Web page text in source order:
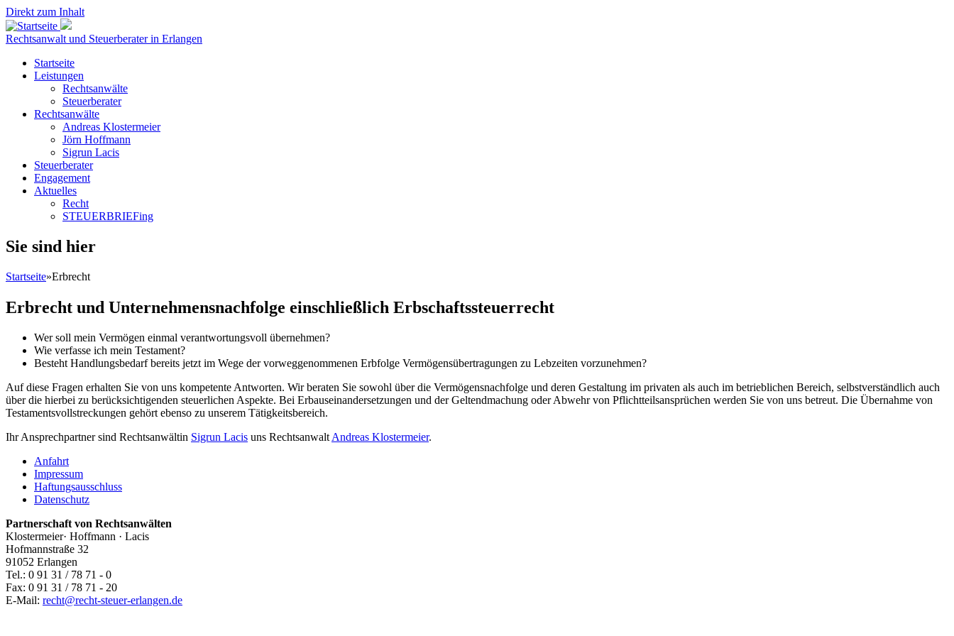
Direkt zum Inhalt
Rechtsanwalt und Steuerberater in Erlangen
Startseite
Leistungen
Rechtsanwälte
Steuerberater
Rechtsanwälte
Andreas Klostermeier
Jörn Hoffmann
Sigrun Lacis
Steuerberater
Engagement
Aktuelles
Recht
STEUERBRIEFing
Sie sind hier
Startseite»Erbrecht
Erbrecht und Unternehmensnachfolge einschließlich Erbschaftssteuerrecht
Wer soll mein Vermögen einmal verantwortungsvoll übernehmen?
Wie verfasse ich mein Testament?
Besteht Handlungsbedarf bereits jetzt im Wege der vorweggenommenen Erbfolge Vermögensübertragungen zu Lebzeiten vorzunehmen?
Auf diese Fragen erhalten Sie von uns kompetente Antworten. Wir beraten Sie sowohl über die Vermögensnachfolge und deren Gestaltung im privaten als auch im betrieblichen Bereich, selbstverständlich auch
über die hierbei zu berücksichtigenden steuerlichen Aspekte. Bei Erbauseinandersetzungen und der Geltendmachung oder Abwehr von Pflichtteilsansprüchen werden Sie von uns betreut. Die Übernahme von
Testamentsvollstreckungen gehört ebenso zu unserem Tätigkeitsbereich.
Ihr Ansprechpartner sind Rechtsanwältin Sigrun Lacis uns Rechtsanwalt Andreas Klostermeier.
Anfahrt
Impressum
Haftungsausschluss
Datenschutz
Partnerschaft von Rechtsanwälten
Klostermeier· Hoffmann · Lacis
Hofmannstraße 32
91052 Erlangen
Tel.: 0 91 31 / 78 71 - 0
Fax: 0 91 31 / 78 71 - 20
E-Mail: recht@recht-steuer-erlangen.de